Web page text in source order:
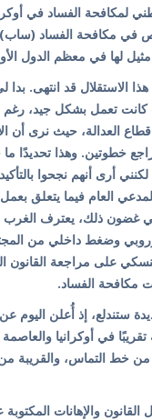
لمكافحة الفساد في
في مكافحة الفساد
لها في معظم الدول
الاستقلال قد انتهى. بدا
كانت تعمل بشكل جيد، رغم
العدالة، حيث نرى أن
خطوتين. وهذا تحديدًا
أرى أنهم نجحوا
العام فيما يتعلق بعمل
غضون ذلك، يعترف
وضغط داخلي من
على مراجعة القانون
مكافحة الفساد.
ستندلع، إذ أُعلن اليوم
تقريبًا في أوكرانيا
من خط التماس، والقريبة
القانون والإهانات